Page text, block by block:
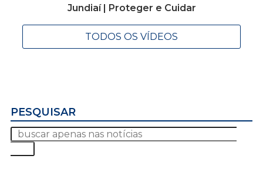
Jundiaí | Proteger e Cuidar
TODOS OS VÍDEOS
PESQUISAR